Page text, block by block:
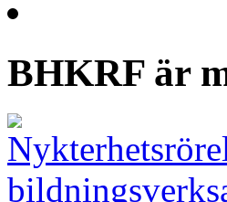
BHKRF är